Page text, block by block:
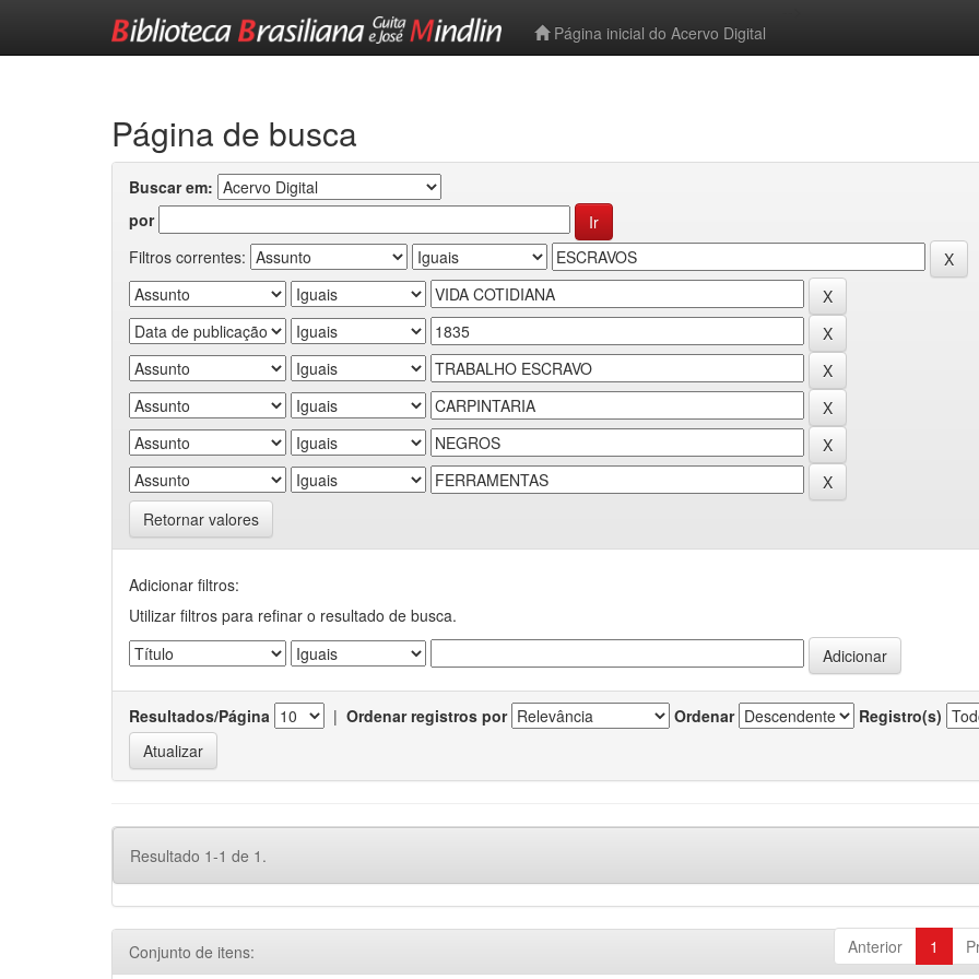
Página inicial do Acervo Digital
Página de busca
Buscar em:
por
Filtros correntes:
Retornar valores
Adicionar filtros:
Utilizar filtros para refinar o resultado de busca.
Resultados/Página | Ordenar registros por Ordenar Registro(s)
Resultado 1-1 de 1.
Anterior 1
Conjunto de itens: